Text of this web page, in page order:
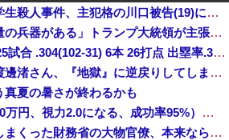
【速報】北海道江別大学生殺人事件、主犯格の川口被告(19)に無期懲役の判決・・・
アメリカには「膨大な量の兵器がある」トランプ大統領が主張…在庫枯渇の報道受け！
エンカーナシオン(De) 25試合 .304(102-31) 6本 26打点 出塁率.311 OPS.831 wRC+137 WAR+0.7他
【悲報】元フジテレビ渡邊渚さん、『地獄』に逆戻りしてしまう・・・・・
真夏の暑さが終わるかも
レーシック手術（費用10万円、視力2.0になる、成功率95%）←これをしない理由ｗｗ
高市内閣の政策を妨害しまくった財務省の大物官僚、本来ならエース級の人材が就くはずのないポストに送られ……